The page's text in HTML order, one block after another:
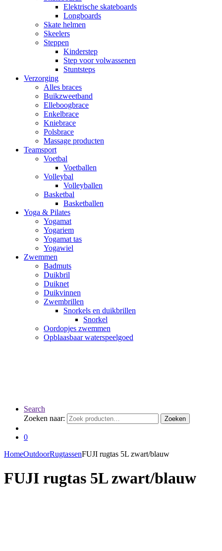
Elektrische skateboards
Longboards
Skate helmen
Skeelers
Steppen
Kinderstep
Step voor volwassenen
Stuntsteps
Verzorging
Alles braces
Buikzweetband
Elleboogbrace
Enkelbrace
Kniebrace
Polsbrace
Massage producten
Teamsport
Voetbal
Voetballen
Volleybal
Volleyballen
Basketbal
Basketballen
Yoga & Pilates
Yogamat
Yogariem
Yogamat tas
Yogawiel
Zwemmen
Badmuts
Duikbril
Duiknet
Duikvinnen
Zwembrillen
Snorkels en duikbrillen
Snorkel
Oordopjes zwemmen
Opblaasbaar waterspeelgoed
Search
Zoeken naar:
Zoeken
0
HomeOutdoorRugtassenFUJI rugtas 5L zwart/blauw
FUJI rugtas 5L zwart/blauw